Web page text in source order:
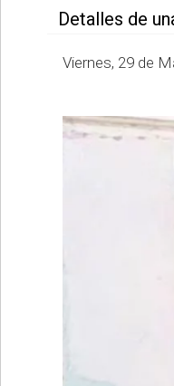
POLICIALES
REGIONALES
Detalles de
Viernes, 29 de